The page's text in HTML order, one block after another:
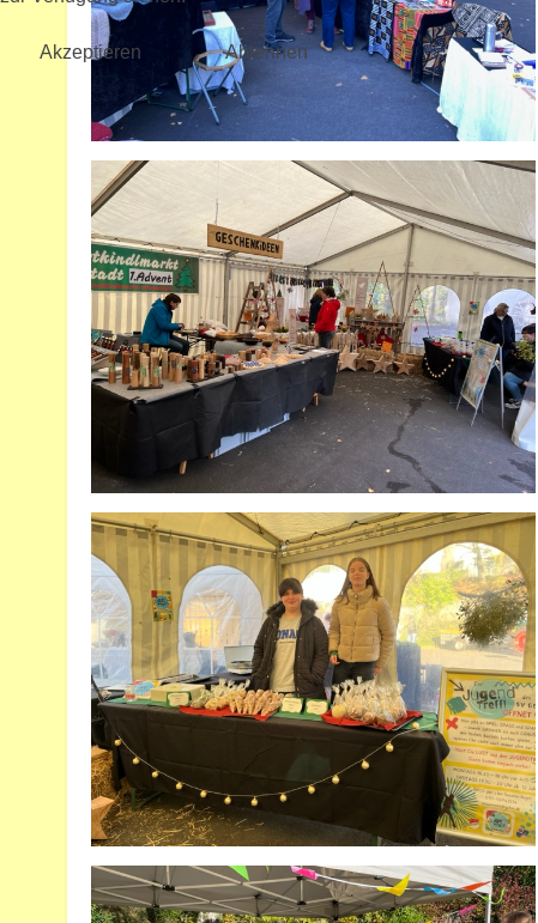
Akzeptieren
Ablehnen